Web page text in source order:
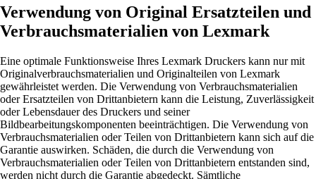
Verwendung von Original Ersatzteilen und
Verbrauchsmaterialien von Lexmark
Eine optimale Funktionsweise Ihres Lexmark Druckers kann nur mit
Originalverbrauchsmaterialien und Originalteilen von Lexmark
gewährleistet werden. Die Verwendung von Verbrauchsmaterialien
oder Ersatzteilen von Drittanbietern kann die Leistung, Zuverlässigkeit
oder Lebensdauer des Druckers und seiner
Bildbearbeitungskomponenten beeinträchtigen. Die Verwendung von
Verbrauchsmaterialien oder Teilen von Drittanbietern kann sich auf die
Garantie auswirken. Schäden, die durch die Verwendung von
Verbrauchsmaterialien oder Teilen von Drittanbietern entstanden sind,
werden nicht durch die Garantie abgedeckt. Sämtliche